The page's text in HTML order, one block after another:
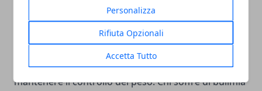
Personalizza
Rifiuta Opzionali
Accetta Tutto
abbuffate della bulimia nervosa, si passa al
vomito autoindotto, alla dieta ferrea con rinuncia
del cibo e ad un aumento dell' attività fisicache
diventa anch' essa una pratica compulsiva per
mantenere il controllo del peso. Chi soffre di bulimia